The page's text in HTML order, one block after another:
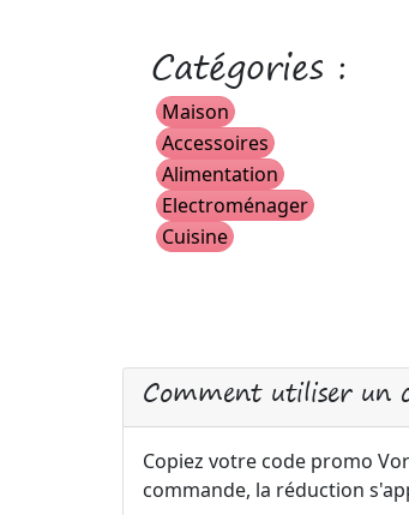
Catégories :
Maison
Accessoires
Alimentation
Electroménager
Cuisine
Comment utiliser un
Copiez votre code promo
commande, la réduction